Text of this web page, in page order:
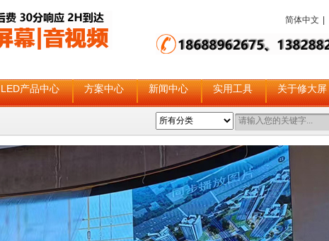
简体中文
LED产品中心 方案中心 新闻中心 实用工具 关于修大屏